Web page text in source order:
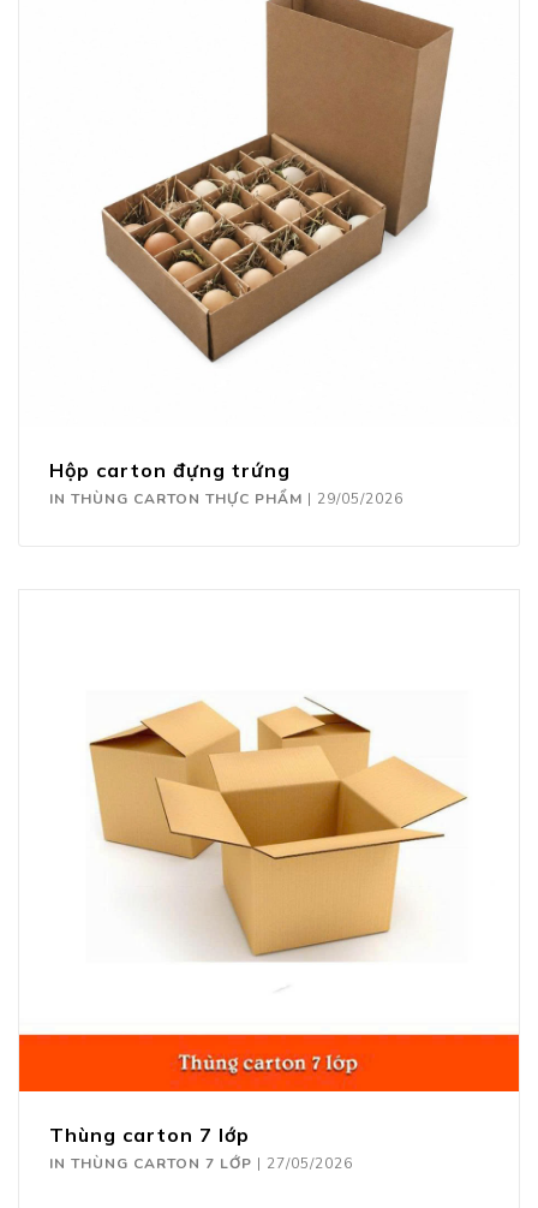
Hộp carton đựng trứng
IN THÙNG CARTON THỰC PHẨM | 29/05/2026
Thùng carton 7 lớp
IN THÙNG CARTON 7 LỚP | 27/05/2026